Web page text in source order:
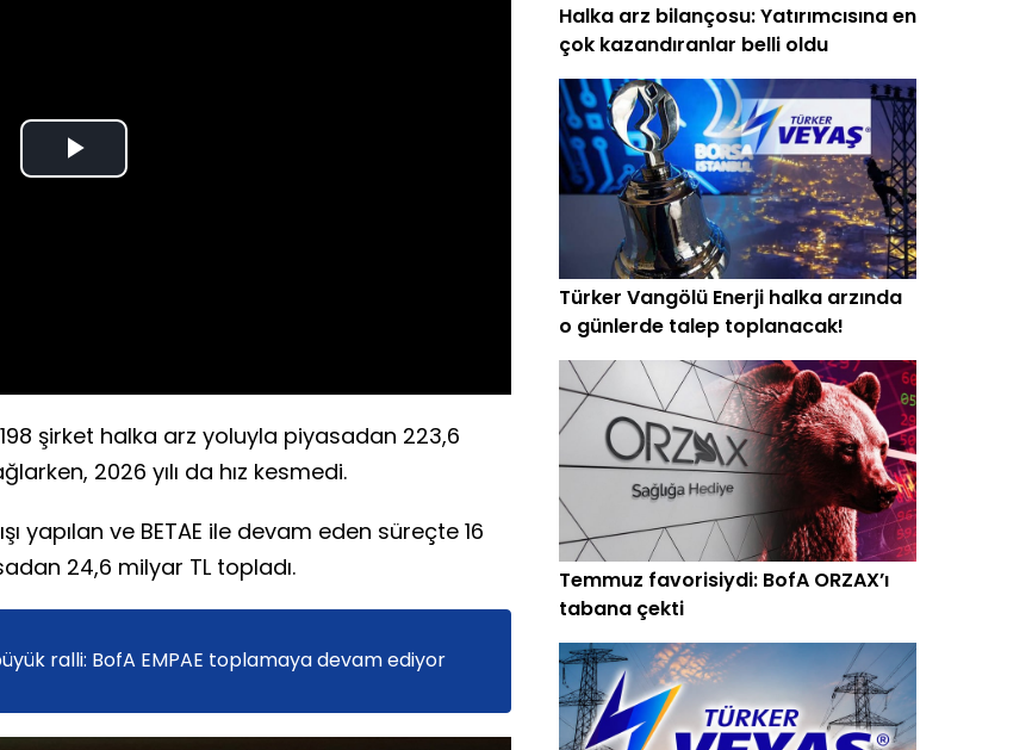
Play
şirket halka arz yoluyla piyasadan 223,6
2026 yılı da hız kesmedi.
yapılan ve BETAE ile devam eden süreçte 16
24,6 milyar TL topladı.
ralli: BofA EMPAE toplamaya devam ediyor
Halka arz bilançosu: Yatırımcısına en
çok kazandıranlar belli oldu
Türker Vangölü Enerji halka arzında
o günlerde talep toplanacak!
Temmuz favorisiydi: BofA ORZAX’ı
tabana çekti